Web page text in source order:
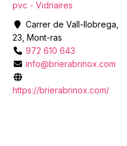
pvc - Vidriaires
Carrer de Vall-llobrega,
23, Mont-ras
972 610 643
info@brierabrinox.com
https://brierabrinox.com/